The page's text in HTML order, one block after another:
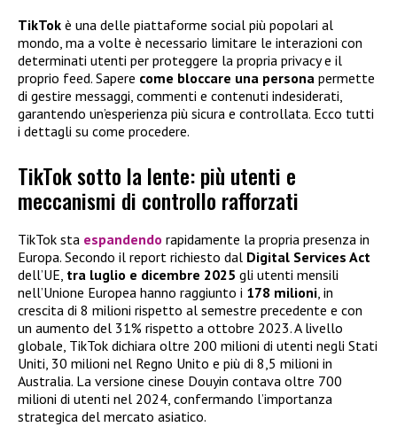
TikTok è una delle piattaforme social più popolari al
mondo, ma a volte è necessario limitare le interazioni con
determinati utenti per proteggere la propria privacy e il
proprio feed. Sapere come bloccare una persona permette
di gestire messaggi, commenti e contenuti indesiderati,
garantendo un’esperienza più sicura e controllata. Ecco tutti
i dettagli su come procedere.
TikTok sotto la lente: più utenti e
meccanismi di controllo rafforzati
TikTok sta espandendo rapidamente la propria presenza in
Europa. Secondo il report richiesto dal Digital Services Act
dell’UE, tra luglio e dicembre 2025 gli utenti mensili
nell’Unione Europea hanno raggiunto i 178 milioni, in
crescita di 8 milioni rispetto al semestre precedente e con
un aumento del 31% rispetto a ottobre 2023. A livello
globale, TikTok dichiara oltre 200 milioni di utenti negli Stati
Uniti, 30 milioni nel Regno Unito e più di 8,5 milioni in
Australia. La versione cinese Douyin contava oltre 700
milioni di utenti nel 2024, confermando l’importanza
strategica del mercato asiatico.